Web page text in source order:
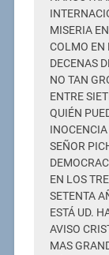
MISERIA
COLMO EN
DECENAS
NO TAN
ENTRE
QUIÉN
SEÑOR
EN LOS
SETENTA
ESTÁ UD.
AVISO
MAS